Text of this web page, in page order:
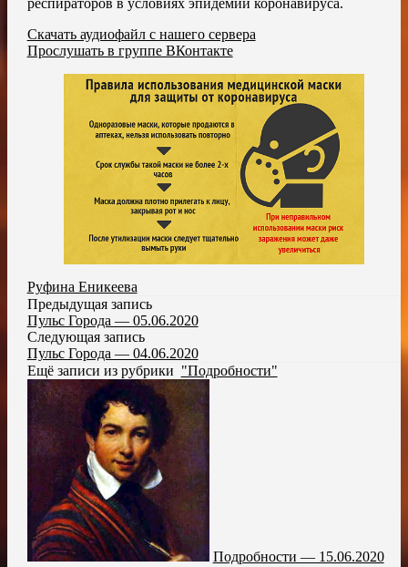
Скачать аудиофайл с нашего сервера
Прослушать в группе ВКонтакте
Руфина Еникеева
Предыдущая запись
Пульс Города — 05.06.2020
Следующая запись
Пульс Города — 04.06.2020
Ещё записи из рубрики "Подробности"
Подробности — 15.06.2020